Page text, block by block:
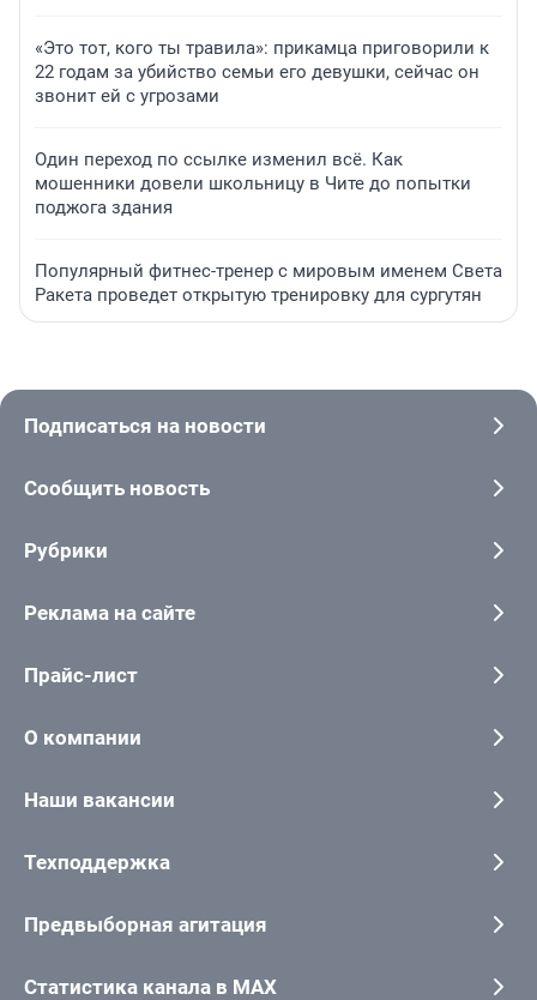
«Это тот, кого ты травила»: прикамца приговорили к
22 годам за убийство семьи его девушки, сейчас он
звонит ей с угрозами
Один переход по ссылке изменил всё. Как
мошенники довели школьницу в Чите до попытки
поджога здания
Популярный фитнес-тренер с мировым именем Света
Ракета проведет открытую тренировку для сургутян
Подписаться на новости
Сообщить новость
Рубрики
Реклама на сайте
Прайс-лист
О компании
Наши вакансии
Техподдержка
Предвыборная агитация
Статистика канала в MAX